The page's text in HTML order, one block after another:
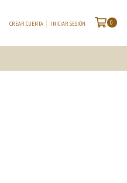
CREAR CUENTA INICIAR SESIÓN 0